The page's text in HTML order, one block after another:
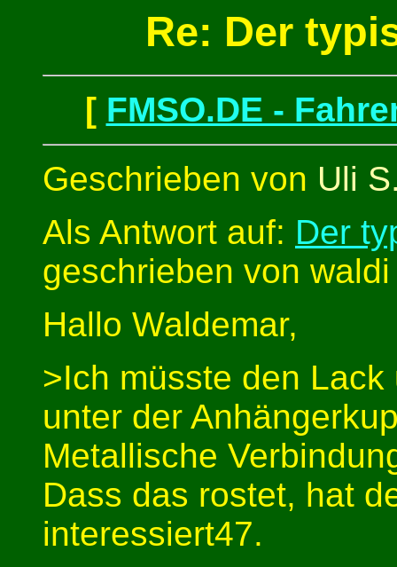
Re: Der
[ FMSO.DE -
Geschrieben von Uli
Als Antwort auf: Der
geschrieben von
Hallo Waldemar,
>Ich müsste den
unter der
Metallische
Dass das rostet, hat
interessiert47.